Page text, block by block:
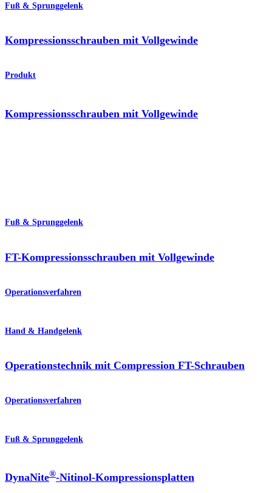
Fuß & Sprunggelenk
Kompressionsschrauben mit Vollgewinde
Produkt
Kompressionsschrauben mit Vollgewinde
Fuß & Sprunggelenk
FT-Kompressionsschrauben mit Vollgewinde
Operationsverfahren
Hand & Handgelenk
Operationstechnik mit Compression FT-Schrauben
Operationsverfahren
Fuß & Sprunggelenk
DynaNite®-Nitinol-Kompressionsplatten